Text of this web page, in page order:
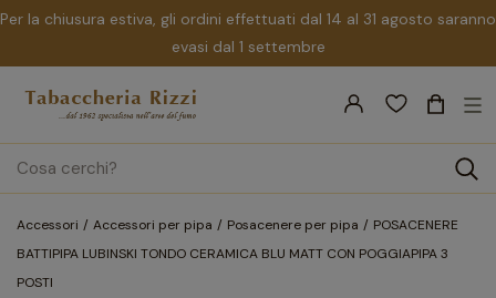
Per la chiusura estiva, gli ordini effettuati dal 14 al 31 agosto saranno
evasi dal 1 settembre
search
☰
Accessori Accessori per pipa Posacenere per pipa
POSACENERE
BATTIPIPA LUBINSKI TONDO CERAMICA BLU MATT CON POGGIAPIPA 3
POSTI